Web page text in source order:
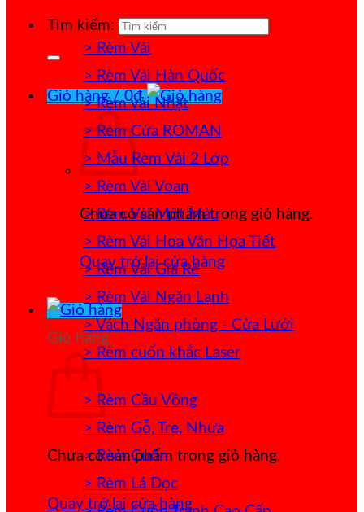
Tìm kiếm:
Giỏ hàng /0₫
Chưa có sản phẩm trong giỏ hàng.
Quay trở lại cửa hàng
Giỏ hàng
Chưa có sản phẩm trong giỏ hàng.
Quay trở lại cửa hàng
> Rèm Vải
> Rèm Vải Hàn Quốc
> Rèm vải Nhật
> Rèm Cửa ROMAN
> Mẫu Rèm Vải 2 Lớp
> Rèm Vải Voan
> Rèm Vải Một Màu
> Rèm Vải Hoa Văn Họa Tiết
> Rèm Vải Giá Rẻ
> Rèm Vải Ngăn Lạnh
> Vách Ngăn phòng - Cửa Lưới
> Rèm cuốn khắc Laser
> Rèm Cầu Vồng
> Rèm Gỗ, Tre, Nhựa
> Rèm Cuốn
> Rèm Lá Dọc